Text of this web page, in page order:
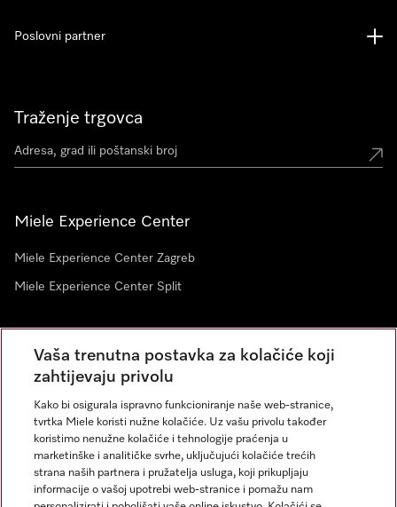
Traženje trgovca
Miele Experience Center
Miele Experience Center Zagreb
Miele Experience Center Split
Newsletter
Poslovni partner
Vaša trenutna postavka za kolačiće koji
zahtijevaju privolu
Kako bi osigurala ispravno funkcioniranje naše web-stranice,
tvrtka Miele koristi nužne kolačiće. Uz vašu privolu također
koristimo nenužne kolačiće i tehnologije praćenja u
marketinške i analitičke svrhe, uključujući kolačiće trećih
strana naših partnera i pružatelja usluga, koji prikupljaju
informacije o vašoj upotrebi web-stranice i pomažu nam